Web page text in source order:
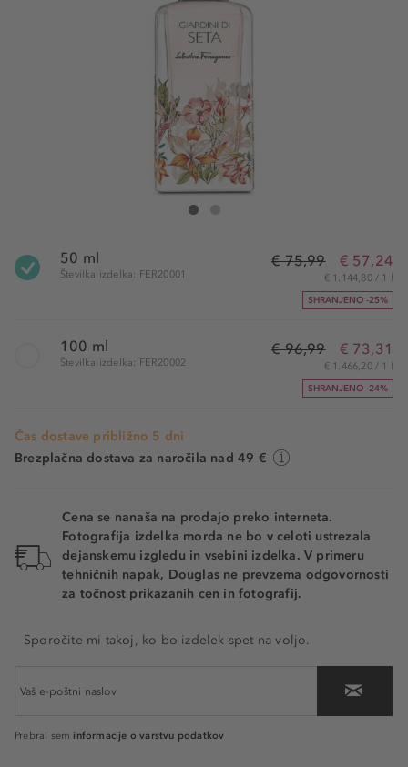
Salvatore Ferragamo Giardini di Seta Eau de
50 ml
Številka izdelka: FER20001
€ 75,99 € 57,24
€ 1.144,80 / 1 l
SHRANJENO -25%
100 ml
Številka izdelka: FER20002
€ 96,99 € 73,31
€ 1.466,20 / 1 l
SHRANJENO -24%
Čas dostave približno 5 dni
Brezplačna dostava za naročila nad 49 €
Cena se nanaša na prodajo preko interneta.
Fotografija izdelka morda ne bo v celoti ustrezala
dejanskemu izgledu in vsebini izdelka. V primeru
tehničnih napak, Douglas ne prevzema odgovornosti
za točnost prikazanih cen in fotografij.
Sporočite mi takoj, ko bo izdelek spet na voljo.
Prebral sem informacije o varstvu podatkov